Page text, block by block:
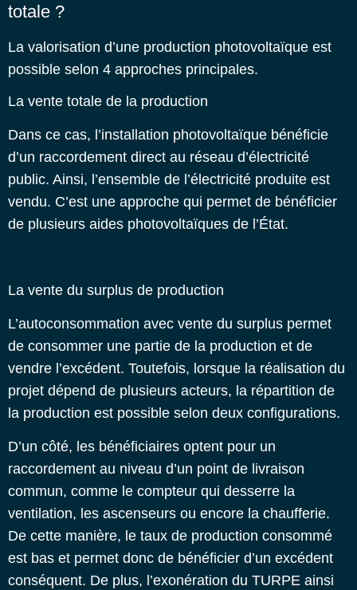
totale ?
La valorisation d’une production photovoltaïque est
possible selon 4 approches principales.
La vente totale de la production
Dans ce cas, l’installation photovoltaïque bénéficie
d’un raccordement direct au réseau d’électricité
public. Ainsi, l’ensemble de l’électricité produite est
vendu. C’est une approche qui permet de bénéficier
de plusieurs aides photovoltaïques de l’État.
La vente du surplus de production
L’autoconsommation avec vente du surplus permet
de consommer une partie de la production et de
vendre l’excédent. Toutefois, lorsque la réalisation du
projet dépend de plusieurs acteurs, la répartition de
la production est possible selon deux configurations.
D’un côté, les bénéficiaires optent pour un
raccordement au niveau d’un point de livraison
commun, comme le compteur qui desserre la
ventilation, les ascenseurs ou encore la chaufferie.
De cette manière, le taux de production consommé
est bas et permet donc de bénéficier d’un excédent
conséquent. De plus, l’exonération du TURPE ainsi